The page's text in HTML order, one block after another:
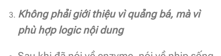
Không phải giới thiệu vì quảng bá, mà vì
phù hợp logic nội dung